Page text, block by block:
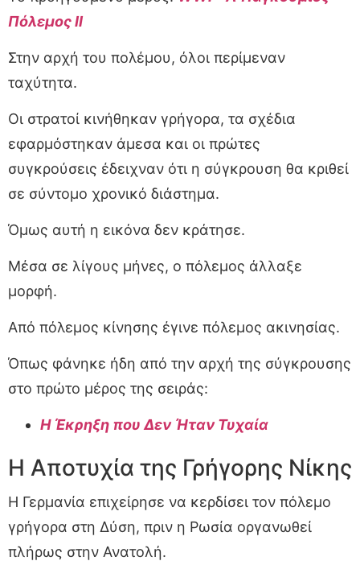
Πόλεμος II
Στην αρχή του πολέμου, όλοι περίμεναν
ταχύτητα.
Οι στρατοί κινήθηκαν γρήγορα, τα σχέδια
εφαρμόστηκαν άμεσα και οι πρώτες
συγκρούσεις έδειχναν ότι η σύγκρουση θα κριθεί
σε σύντομο χρονικό διάστημα.
Όμως αυτή η εικόνα δεν κράτησε.
Μέσα σε λίγους μήνες, ο πόλεμος άλλαξε
μορφή.
Από πόλεμος κίνησης έγινε πόλεμος ακινησίας.
Όπως φάνηκε ήδη από την αρχή της σύγκρουσης
στο πρώτο μέρος της σειράς:
Η Έκρηξη που Δεν Ήταν Τυχαία
Η Αποτυχία της Γρήγορης Νίκης
Η Γερμανία επιχείρησε να κερδίσει τον πόλεμο
γρήγορα στη Δύση, πριν η Ρωσία οργανωθεί
πλήρως στην Ανατολή.